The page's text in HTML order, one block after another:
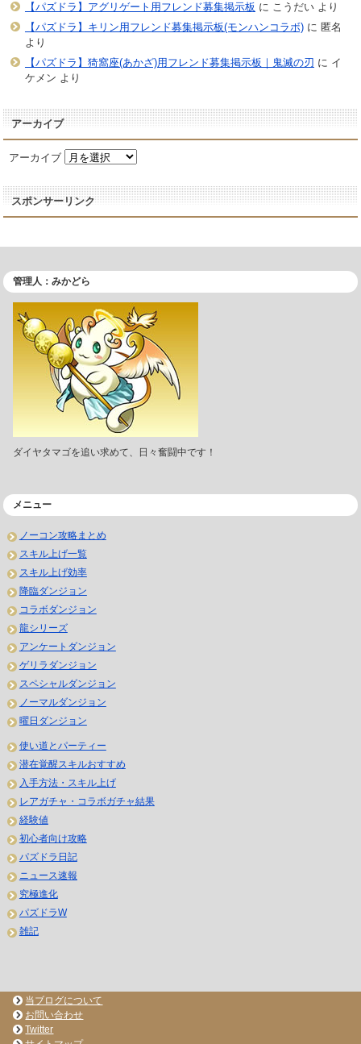
【パズドラ】アグリゲート用フレンド募集掲示板 に こうだいより
【パズドラ】キリン用フレンド募集掲示板(モンハンコラボ)に 匿名
より
【パズドラ】猗窩座(あかざ)用フレンド募集掲示板｜鬼滅の刃 に イ
ケメン より
アーカイブ
アーカイブ
スポンサーリンク
管理人：みかどら
ダイヤタマゴを追い求めて、日々奮闘中です！
メニュー
ノーコン攻略まとめ
スキル上げ一覧
スキル上げ効率
降臨ダンジョン
コラボダンジョン
龍シリーズ
アンケートダンジョン
ゲリラダンジョン
スペシャルダンジョン
ノーマルダンジョン
曜日ダンジョン
使い道とパーティー
潜在覚醒スキルおすすめ
入手方法・スキル上げ
レアガチャ・コラボガチャ結果
経験値
初心者向け攻略
パズドラ日記
ニュース速報
究極進化
パズドラW
雑記
当ブログについて
お問い合わせ
Twitter